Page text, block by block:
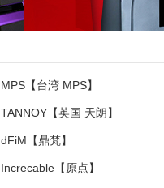
MPS【台湾 MPS】
TANNOY【英国 天朗】
dFiM【鼎梵】
Increcable【原点】